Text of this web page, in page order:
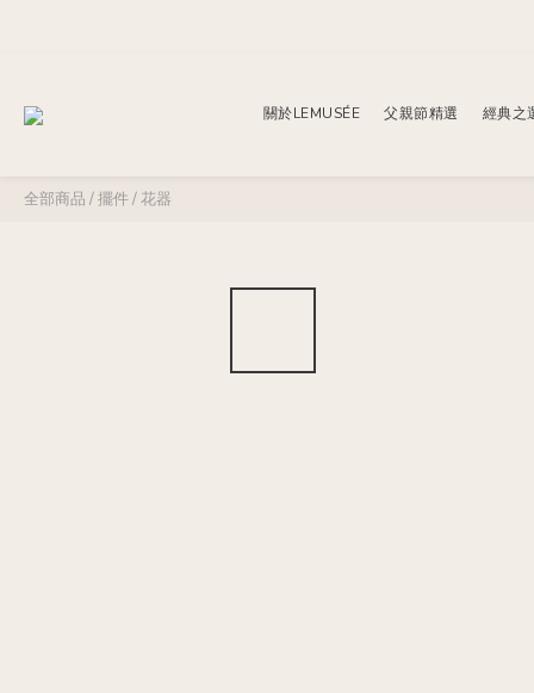
關於LEMUSÉE 父親節精選 經典之
全部商品 /擺件/花器